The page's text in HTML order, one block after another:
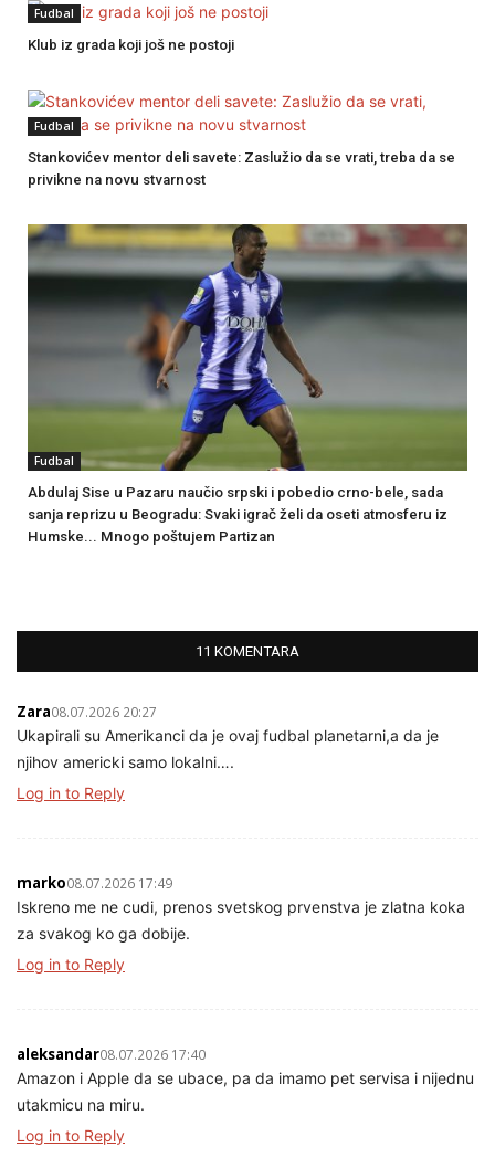
Fudbal
Klub iz grada koji još ne postoji
Fudbal
Stankovićev mentor deli savete: Zaslužio da se vrati, treba da se
privikne na novu stvarnost
Fudbal
Abdulaj Sise u Pazaru naučio srpski i pobedio crno-bele, sada
sanja reprizu u Beogradu: Svaki igrač želi da oseti atmosferu iz
Humske... Mnogo poštujem Partizan
11 KOMENTARA
Zara08.07.2026 20:27
Ukapirali su Amerikanci da je ovaj fudbal planetarni,a da je
njihov americki samo lokalni….
Log in to Reply
marko08.07.2026 17:49
Iskreno me ne cudi, prenos svetskog prvenstva je zlatna koka
za svakog ko ga dobije.
Log in to Reply
aleksandar08.07.2026 17:40
Amazon i Apple da se ubace, pa da imamo pet servisa i nijednu
utakmicu na miru.
Log in to Reply